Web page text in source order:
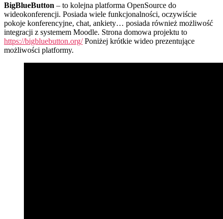
BigBlueButton – to kolejna platforma OpenSource do
wideokonferencji. Posiada wiele funkcjonalności, oczywiście
pokoje konferencyjne, chat, ankiety… posiada również możliwość
integracji z systemem Moodle. Strona domowa projektu to
https://bigbluebutton.org/Poniżej krótkie wideo prezentujące
możliwości platformy.